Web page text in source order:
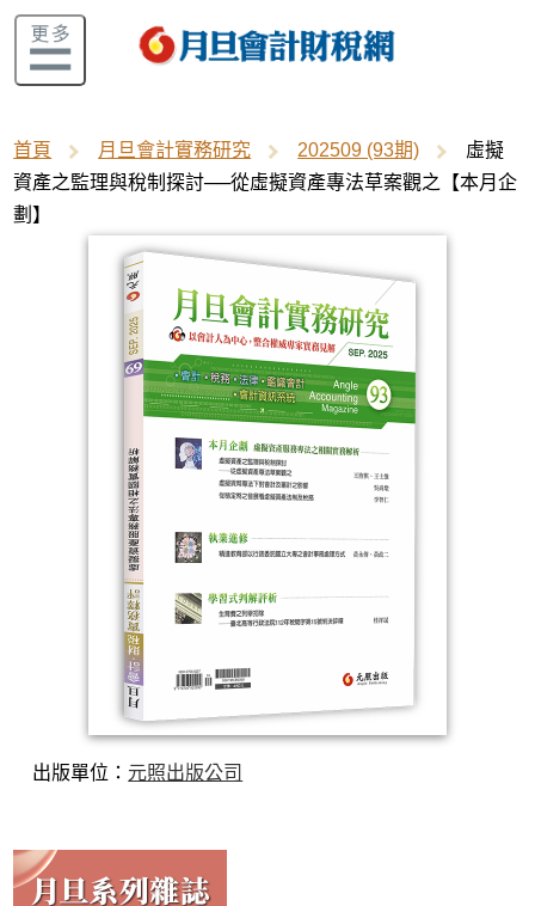
首頁 月旦會計實務研究 202509 (93期)
虛擬
資產之監理與稅制探討──從虛擬資產專法草案觀之【本月企
劃】
出版單位： 元照出版公司